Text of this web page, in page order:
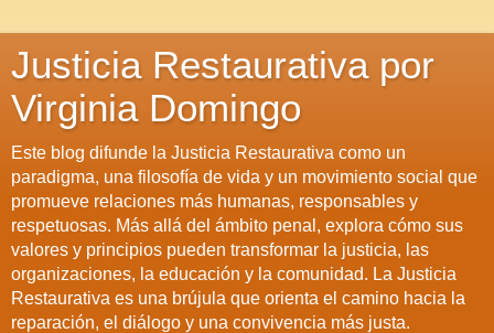
Justicia Restaurativa por
Virginia Domingo
Este blog difunde la Justicia Restaurativa como un
paradigma, una filosofía de vida y un movimiento social que
promueve relaciones más humanas, responsables y
respetuosas. Más allá del ámbito penal, explora cómo sus
valores y principios pueden transformar la justicia, las
organizaciones, la educación y la comunidad. La Justicia
Restaurativa es una brújula que orienta el camino hacia la
reparación, el diálogo y una convivencia más justa.